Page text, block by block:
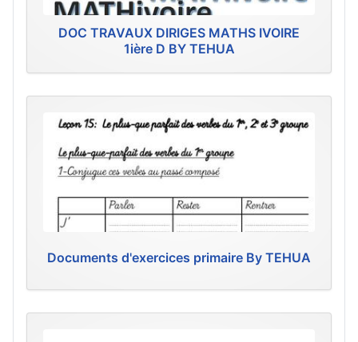
DOC TRAVAUX DIRIGES MATHS IVOIRE
1ière D BY TEHUA
Documents d'exercices primaire By TEHUA